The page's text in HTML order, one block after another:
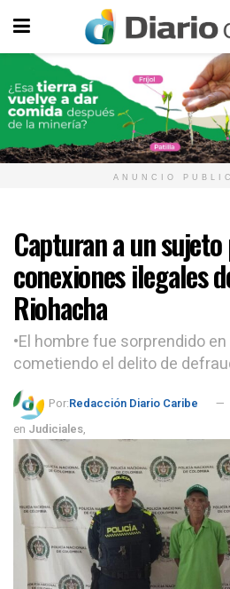
ANUNCIO
Capturan a un
conexiones ilegales
Riohacha
•El hombre fue sorprendido
cometiendo el delito de
Por:Redacción Diario Caribe
en Judiciales,